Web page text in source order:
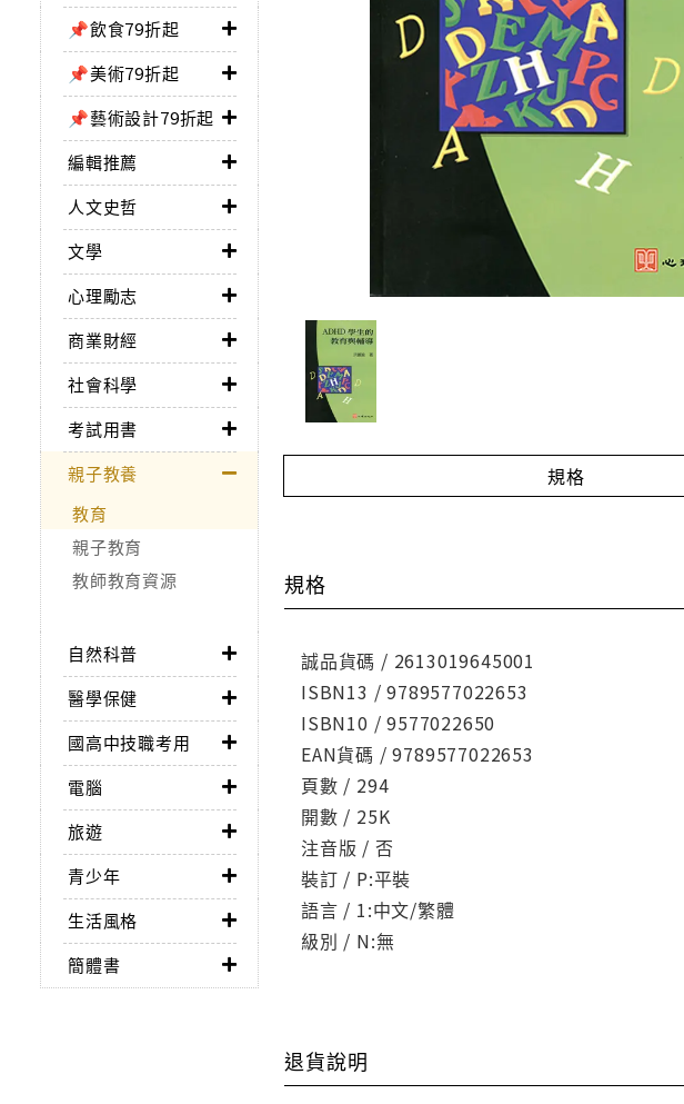
📌飲食79折起
📌美術79折起
📌藝術設計79折起
編輯推薦
人文史哲
文學
心理勵志
商業財經
社會科學
考試用書
親子教養
教育
親子教育
教師教育資源
自然科普
醫學保健
國高中技職考用
電腦
旅遊
青少年
生活風格
簡體書
規格
規格
誠品貨碼 / 2613019645001
ISBN13 / 9789577022653
ISBN10 / 9577022650
EAN貨碼 / 9789577022653
頁數 / 294
開數 / 25K
注音版 / 否
裝訂 / P:平裝
語言 / 1:中文/繁體
級別 / N:無
退貨說明